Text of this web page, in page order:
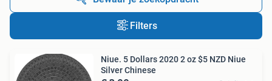
Filters
Niue. 5 Dollars 2020 2 oz $5 NZD Niue
Silver Chinese